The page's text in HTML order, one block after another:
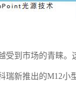
到市场的青睐
新推出的M12